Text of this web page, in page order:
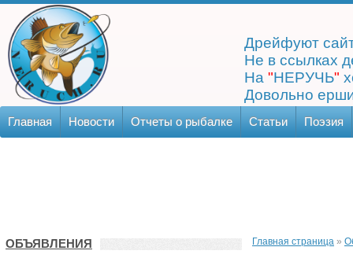
Дрейфуют
Не в ссылках
На "НЕРУЧЬ"
Довольно
Главная Новости Отчеты о рыбалке Статьи Поэзия
ОБЪЯВЛЕНИЯ Главная страница »